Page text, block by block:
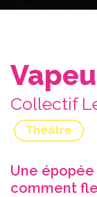
Collectif
Théâtre
Une
comment